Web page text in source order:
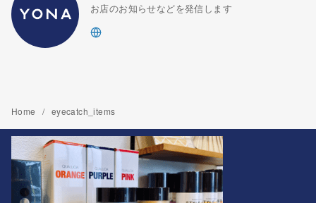
お店のお知らせなどを発信します
Home eyecatch_items